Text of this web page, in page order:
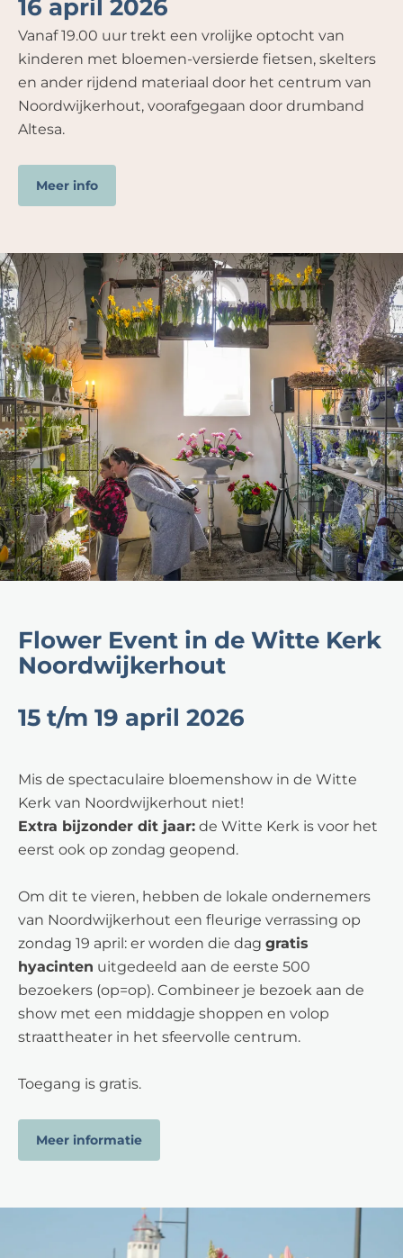
16 april 2026
Vanaf 19.00 uur trekt een vrolijke optocht van
kinderen met bloemen-versierde fietsen, skelters
en ander rijdend materiaal door het centrum van
Noordwijkerhout, voorafgegaan door drumband
Altesa.
Meer info
Flower Event in de Witte Kerk
Noordwijkerhout
15 t/m 19 april 2026
Mis de spectaculaire bloemenshow in de Witte
Kerk van Noordwijkerhout niet!
Extra bijzonder dit jaar: de Witte Kerk is voor het
eerst ook op zondag geopend.
Om dit te vieren, hebben de lokale ondernemers
van Noordwijkerhout een fleurige verrassing op
zondag 19 april: er worden die dag gratis
hyacinten uitgedeeld aan de eerste 500
bezoekers (op=op). Combineer je bezoek aan de
show met een middagje shoppen en volop
straattheater in het sfeervolle centrum.
Toegang is gratis.
Meer informatie